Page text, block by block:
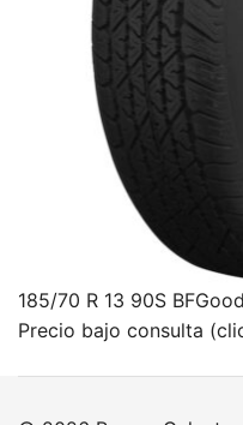
185/70 R 13 90S
Precio bajo consulta